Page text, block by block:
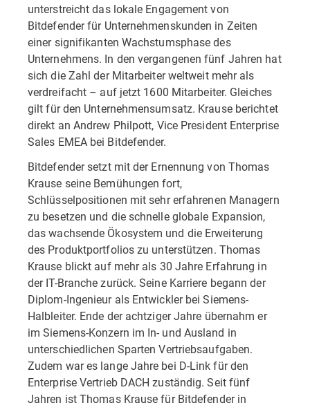
unterstreicht das lokale Engagement von
Bitdefender für Unternehmenskunden in Zeiten
einer signifikanten Wachstumsphase des
Unternehmens. In den vergangenen fünf Jahren hat
sich die Zahl der Mitarbeiter weltweit mehr als
verdreifacht – auf jetzt 1600 Mitarbeiter. Gleiches
gilt für den Unternehmensumsatz. Krause berichtet
direkt an Andrew Philpott, Vice President Enterprise
Sales EMEA bei Bitdefender.
Bitdefender setzt mit der Ernennung von Thomas
Krause seine Bemühungen fort,
Schlüsselpositionen mit sehr erfahrenen Managern
zu besetzen und die schnelle globale Expansion,
das wachsende Ökosystem und die Erweiterung
des Produktportfolios zu unterstützen. Thomas
Krause blickt auf mehr als 30 Jahre Erfahrung in
der IT-Branche zurück. Seine Karriere begann der
Diplom-Ingenieur als Entwickler bei Siemens-
Halbleiter. Ende der achtziger Jahre übernahm er
im Siemens-Konzern im In- und Ausland in
unterschiedlichen Sparten Vertriebsaufgaben.
Zudem war es lange Jahre bei D-Link für den
Enterprise Vertrieb DACH zuständig. Seit fünf
Jahren ist Thomas Krause für Bitdefender in